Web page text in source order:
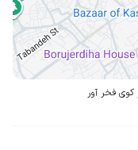
کوی فخر آور